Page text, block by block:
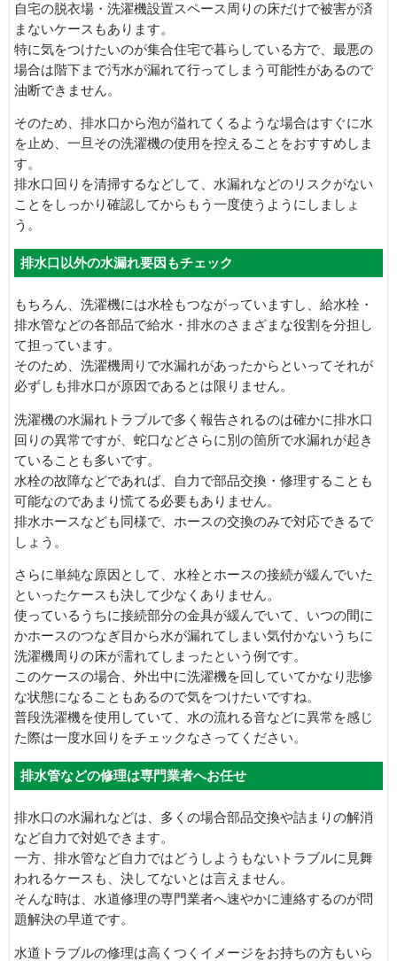
自宅の脱衣場・洗濯機設置スペース周りの床だけで被害が済
まないケースもあります。
特に気をつけたいのが集合住宅で暮らしている方で、最悪の
場合は階下まで汚水が漏れて行ってしまう可能性があるので
油断できません。
そのため、排水口から泡が溢れてくるような場合はすぐに水
を止め、一旦その洗濯機の使用を控えることをおすすめしま
す。
排水口回りを清掃するなどして、水漏れなどのリスクがない
ことをしっかり確認してからもう一度使うようにしましょ
う。
排水口以外の水漏れ要因もチェック
もちろん、洗濯機には水栓もつながっていますし、給水栓・
排水管などの各部品で給水・排水のさまざまな役割を分担し
て担っています。
そのため、洗濯機周りで水漏れがあったからといってそれが
必ずしも排水口が原因であるとは限りません。
洗濯機の水漏れトラブルで多く報告されるのは確かに排水口
回りの異常ですが、蛇口などさらに別の箇所で水漏れが起き
ていることも多いです。
水栓の故障などであれば、自力で部品交換・修理することも
可能なのであまり慌てる必要もありません。
排水ホースなども同様で、ホースの交換のみで対応できるで
しょう。
さらに単純な原因として、水栓とホースの接続が緩んでいた
といったケースも決して少なくありません。
使っているうちに接続部分の金具が緩んでいて、いつの間に
かホースのつなぎ目から水が漏れてしまい気付かないうちに
洗濯機周りの床が濡れてしまったという例です。
このケースの場合、外出中に洗濯機を回していてかなり悲惨
な状態になることもあるので気をつけたいですね。
普段洗濯機を使用していて、水の流れる音などに異常を感じ
た際は一度水回りをチェックなさってください。
排水管などの修理は専門業者へお任せ
排水口の水漏れなどは、多くの場合部品交換や詰まりの解消
など自力で対処できます。
一方、排水管など自力ではどうしようもないトラブルに見舞
われるケースも、決してないとは言えません。
そんな時は、水道修理の専門業者へ速やかに連絡するのが問
題解決の早道です。
水道トラブルの修理は高くつくイメージをお持ちの方もいら